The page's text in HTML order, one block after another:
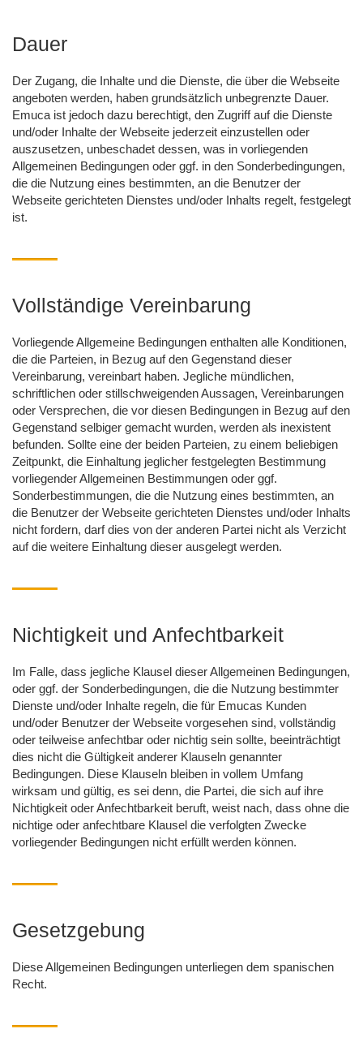
Dauer
Der Zugang, die Inhalte und die Dienste, die über die Webseite
angeboten werden, haben grundsätzlich unbegrenzte Dauer.
Emuca ist jedoch dazu berechtigt, den Zugriff auf die Dienste
und/oder Inhalte der Webseite jederzeit einzustellen oder
auszusetzen, unbeschadet dessen, was in vorliegenden
Allgemeinen Bedingungen oder ggf. in den Sonderbedingungen,
die die Nutzung eines bestimmten, an die Benutzer der
Webseite gerichteten Dienstes und/oder Inhalts regelt, festgelegt
ist.
Vollständige Vereinbarung
Vorliegende Allgemeine Bedingungen enthalten alle Konditionen,
die die Parteien, in Bezug auf den Gegenstand dieser
Vereinbarung, vereinbart haben. Jegliche mündlichen,
schriftlichen oder stillschweigenden Aussagen, Vereinbarungen
oder Versprechen, die vor diesen Bedingungen in Bezug auf den
Gegenstand selbiger gemacht wurden, werden als inexistent
befunden. Sollte eine der beiden Parteien, zu einem beliebigen
Zeitpunkt, die Einhaltung jeglicher festgelegten Bestimmung
vorliegender Allgemeinen Bestimmungen oder ggf.
Sonderbestimmungen, die die Nutzung eines bestimmten, an
die Benutzer der Webseite gerichteten Dienstes und/oder Inhalts
nicht fordern, darf dies von der anderen Partei nicht als Verzicht
auf die weitere Einhaltung dieser ausgelegt werden.
Nichtigkeit und Anfechtbarkeit
Im Falle, dass jegliche Klausel dieser Allgemeinen Bedingungen,
oder ggf. der Sonderbedingungen, die die Nutzung bestimmter
Dienste und/oder Inhalte regeln, die für Emucas Kunden
und/oder Benutzer der Webseite vorgesehen sind, vollständig
oder teilweise anfechtbar oder nichtig sein sollte, beeinträchtigt
dies nicht die Gültigkeit anderer Klauseln genannter
Bedingungen. Diese Klauseln bleiben in vollem Umfang
wirksam und gültig, es sei denn, die Partei, die sich auf ihre
Nichtigkeit oder Anfechtbarkeit beruft, weist nach, dass ohne die
nichtige oder anfechtbare Klausel die verfolgten Zwecke
vorliegender Bedingungen nicht erfüllt werden können.
Gesetzgebung
Diese Allgemeinen Bedingungen unterliegen dem spanischen
Recht.